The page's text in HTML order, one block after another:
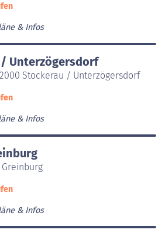
& Infos
Unterzögersdorf
Stockerau / Unterzögersdorf
& Infos
& Infos